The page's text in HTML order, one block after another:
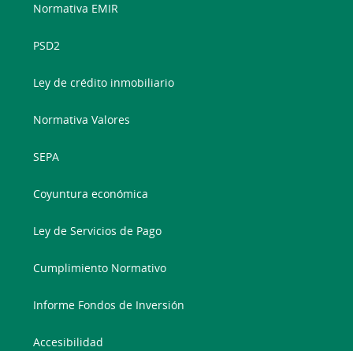
Normativa EMIR
PSD2
Ley de crédito inmobiliario
Normativa Valores
SEPA
Coyuntura económica
Ley de Servicios de Pago
Cumplimiento Normativo
Informe Fondos de Inversión
Accesibilidad